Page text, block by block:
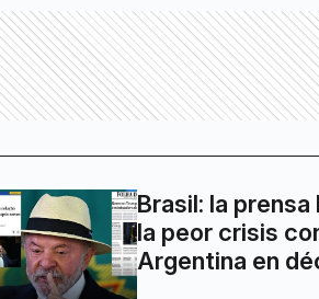
Brasil: la prensa
la peor crisis
Argentina en